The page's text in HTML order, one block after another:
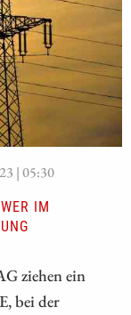
| 05:30
IM
ziehen ein
bei der